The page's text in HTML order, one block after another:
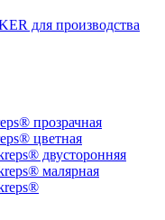
для производства
прозрачная
цветная
двусторонняя
малярная